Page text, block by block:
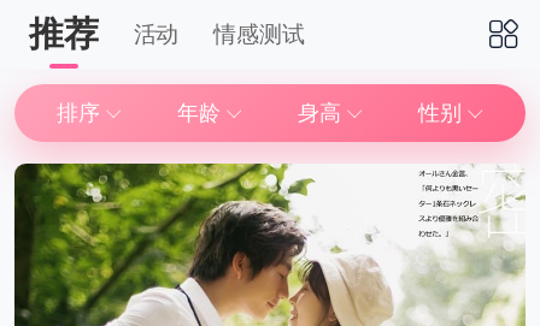
推荐 活动 情感测试
下拉刷新
排序 年龄 身高 性别